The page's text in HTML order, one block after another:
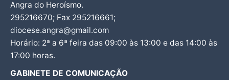
Angra do Heroísmo.
295216670; Fax 295216661;
diocese.angra@gmail.com
Horário: 2ª a 6ª feira das 09:00 às 13:00 e das 14:00 às
17:00 horas.
GABINETE DE COMUNICAÇÃO